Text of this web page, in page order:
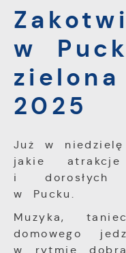
w
2025
Już w
jakie
i
w Pucku.
Muzyka,
domowego
w rytmie
formularzy.
zakłóceń.
Funkcjonalne i
internetowej
określonych
prezentowanych
Dzięki tym
dopasowanie jej
preferencji.
funkcjonalne i
gwarantuje
Więcej
Analityczne
Analityczne pliki
rozwijać się i
Cookies
informacji w
Więcej